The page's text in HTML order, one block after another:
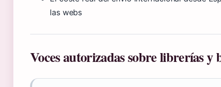
las webs
Voces autorizadas sobre librerías y